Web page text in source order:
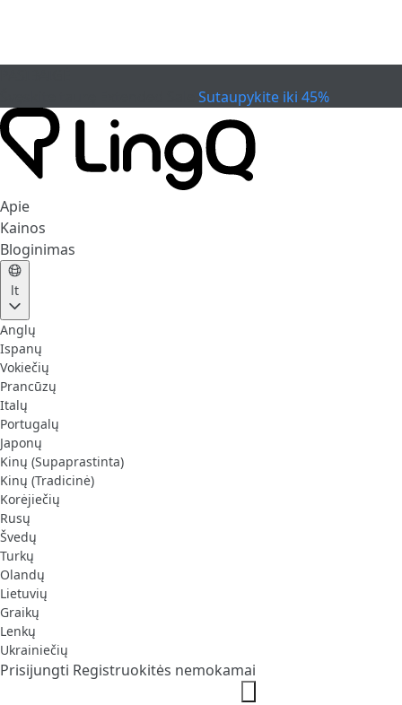
Sutaupykite iki 45%
Apie
Kainos
Bloginimas
lt
Anglų
Ispanų
Vokiečių
Prancūzų
Italų
Portugalų
Japonų
Kinų (Supaprastinta)
Kinų (Tradicinė)
Korėjiečių
Rusų
Švedų
Turkų
Olandų
Lietuvių
Graikų
Lenkų
Ukrainiečių
Prisijungti Registruokitės nemokamai